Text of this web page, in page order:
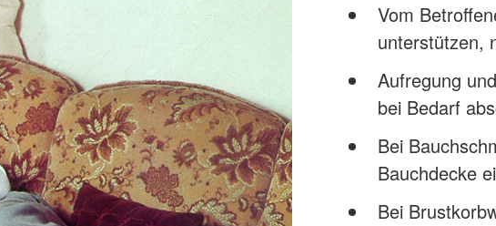
Vom
unterstützen,
Aufregung
bei Bedarf
Bei
Bauchdecke
Bei